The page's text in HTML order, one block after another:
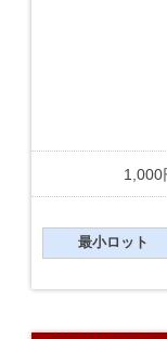
最小ロット